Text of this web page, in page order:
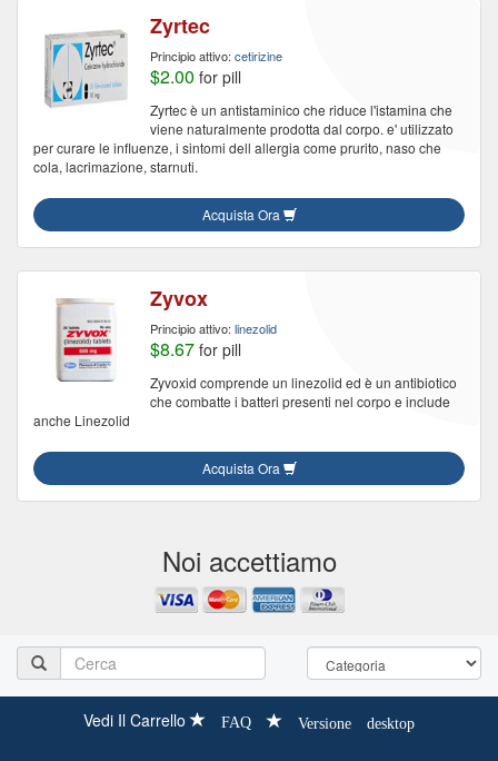
Zyrtec
Principio attivo: cetirizine
$2.00 for pill
Zyrtec è un antistaminico che riduce l'istamina che
viene naturalmente prodotta dal corpo. e' utilizzato
per curare le influenze, i sintomi dell allergia come prurito, naso che
cola, lacrimazione, starnuti.
Acquista Ora
Zyvox
Principio attivo: linezolid
$8.67 for pill
Zyvoxid comprende un linezolid ed è un antibiotico
che combatte i batteri presenti nel corpo e include
anche Linezolid
Acquista Ora
Noi accettiamo
Vedi Il Carrello FAQ Versione desktop